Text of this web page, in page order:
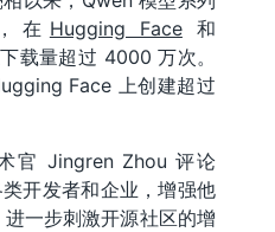
在 Hugging Face和
载量超过 4000 万次。
Face 上创建超过
官 Jingren Zhou 评论
开发者和企业，增强他
一步刺激开源社区的增